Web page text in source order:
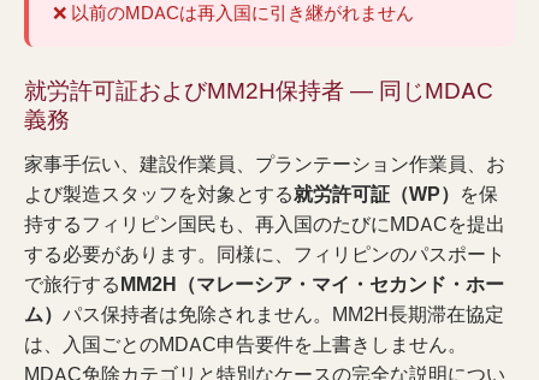
❌ 以前のMDACは再入国に引き継がれません
就労許可証およびMM2H保持者 — 同じMDAC
義務
家事手伝い、建設作業員、プランテーション作業員、お
よび製造スタッフを対象とする就労許可証（WP） を保
持するフィリピン国民も、再入国のたびにMDACを提出
する必要があります。同様に、フィリピンのパスポート
で旅行するMM2H（マレーシア・マイ・セカンド・ホー
ム） パス保持者は免除されません。MM2H長期滞在協定
は、入国ごとのMDAC申告要件を上書きしません。
MDAC免除カテゴリと特別なケースの完全な説明につい